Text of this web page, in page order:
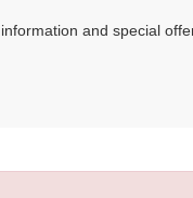
and special